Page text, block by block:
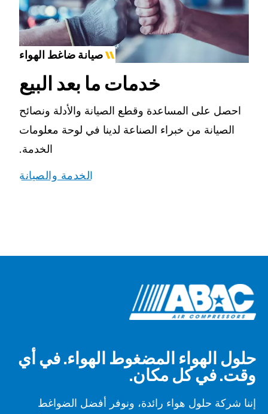
صيانة ضاغط الهواء
خدمات ما بعد البيع
احصل على المساعدة وقطع الصيانة والأدلة ونصائح
الصيانة من خبراء الصناعة لدينا في لوحة معلومات
الخدمة.
الخدمة والصيانة
حلول الهواء المضغوط الهواء. في أي
وقت. في كل مكان.
إننا شركة حلول هواء رائدة، ونوفر أفضل الضواغط